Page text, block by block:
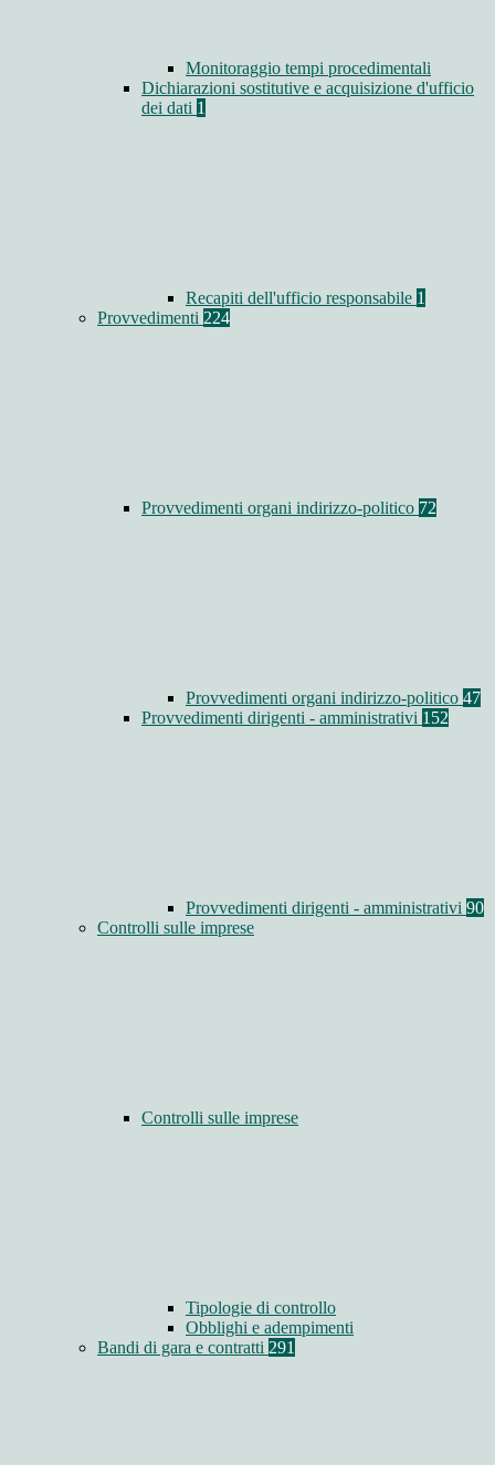
Monitoraggio tempi procedimentali
Dichiarazioni sostitutive e acquisizione d'ufficio
dei dati 1
Recapiti dell'ufficio responsabile 1
Provvedimenti 224
Provvedimenti organi indirizzo-politico 72
Provvedimenti organi indirizzo-politico 47
Provvedimenti dirigenti - amministrativi 152
Provvedimenti dirigenti - amministrativi 90
Controlli sulle imprese
Controlli sulle imprese
Tipologie di controllo
Obblighi e adempimenti
Bandi di gara e contratti 291